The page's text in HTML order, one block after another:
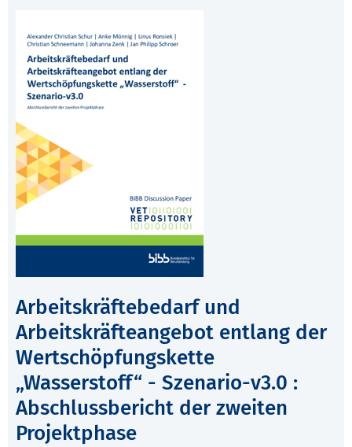
Arbeitskräftebedarf und
Arbeitskräfteangebot entlang der
Wertschöpfungskette
„Wasserstoff“ - Szenario-v3.0 :
Abschlussbericht der zweiten
Projektphase